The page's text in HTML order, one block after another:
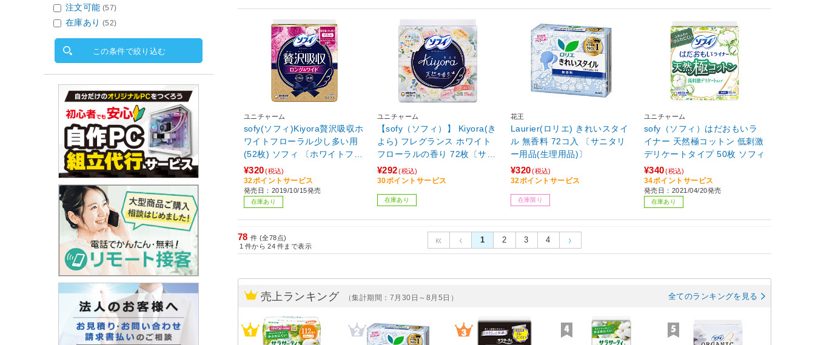
ユニチャーム
sofy(ソフィ)Kiyora贅沢吸収ホ
ワイトフローラル少し多い用
(52枚) ソフィ 〔ホワイトフロ
ーラル〕
¥320 (税込)
32ポイントサービス
発売日：2019/10/15発売
在庫あり
ユニチャーム
【sofy（ソフィ）】 Kiyora(き
よら) フレグランス ホワイト
フローラルの香り 72枚〔サニ
タリー用品（生理用品）〕
¥292 (税込)
30ポイントサービス
在庫あり
花王
Laurier(ロリエ) きれいスタイ
ル 無香料 72コ入 〔サニタリ
ー用品(生理用品)〕
¥320 (税込)
32ポイントサービス
在庫限り
ユニチャーム
sofy（ソフィ）はだおもいラ
イナー 天然極コットン 低刺激
デリケートタイプ 50枚 ソフィ
¥340 (税込)
34ポイントサービス
発売日：2021/04/20発売
在庫あり
78 件 (全78点)
1 件から 24 件まで表示
1 2 3 4
売上ランキング （集計期間：7月30日～8月5日） 全てのランキングを見る
注文可能 (57)
在庫あり (52)
この条件で絞り込む